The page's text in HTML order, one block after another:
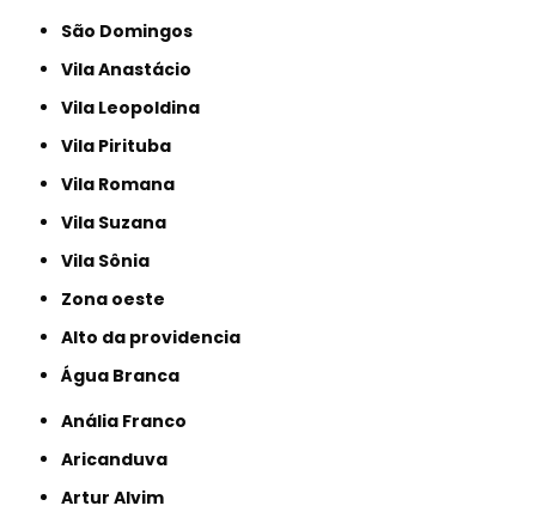
São Domingos
Vila Anastácio
Vila Leopoldina
Vila Pirituba
Vila Romana
Vila Suzana
Vila Sônia
Zona oeste
alto da providencia
Água Branca
Anália Franco
Aricanduva
Artur Alvim